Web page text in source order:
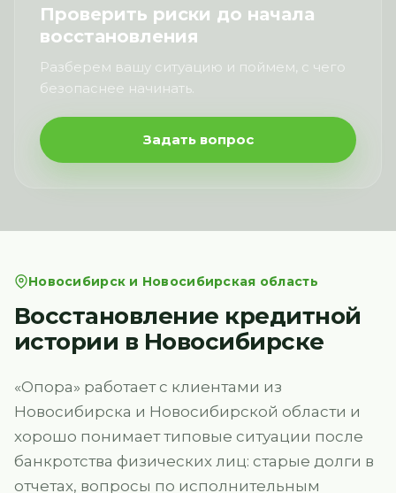
Проверить риски до начала
восстановления
Разберем вашу ситуацию и поймем, с чего
безопаснее начинать.
Задать вопрос
Новосибирск и Новосибирская область
Восстановление кредитной
истории в Новосибирске
«Опора» работает с клиентами из
Новосибирска и Новосибирской области и
хорошо понимает типовые ситуации после
банкротства физических лиц: старые долги в
отчетах, вопросы по исполнительным